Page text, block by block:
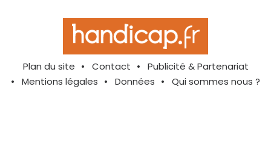
Plan du site Contact
Publicité & Partenariat
Mentions légales
Données Qui sommes nous ?